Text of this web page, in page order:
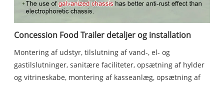
Concession Food Trailer detaljer og installation
Montering af udstyr, tilslutning af vand-, el- og
gastilslutninger, sanitære faciliteter, opsætning af hylder
og vitrineskabe, montering af kasseanlæg, opsætning af